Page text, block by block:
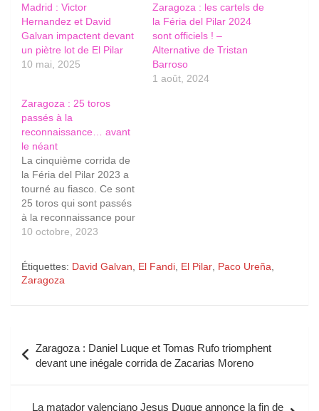
Madrid : Victor
Hernandez et David
Galvan impactent devant
un piètre lot de El Pilar
10 mai, 2025
Zaragoza : les cartels de
la Féria del Pilar 2024
sont officiels ! –
Alternative de Tristan
Barroso
1 août, 2024
Zaragoza : 25 toros
passés à la
reconnaissance… avant
le néant
La cinquième corrida de
la Féria del Pilar 2023 a
tourné au fiasco. Ce sont
25 toros qui sont passés
à la reconnaissance pour
composer un lot de six
l'après-midi. Exit les
Garcia Jiménez prévus,
place à 4 toros de José
Vazquez complétés par
10 octobre, 2023
Étiquettes: David Galvan El Fandi El Pilar Paco Ureña
Zaragoza
de
l’article
Zaragoza : Daniel Luque et Tomas Rufo triomphent
devant une inégale corrida de Zacarias Moreno
La matador valenciano Jesus Duque annonce la fin de